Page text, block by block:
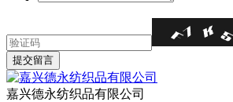
嘉兴德永纺织品有限公司